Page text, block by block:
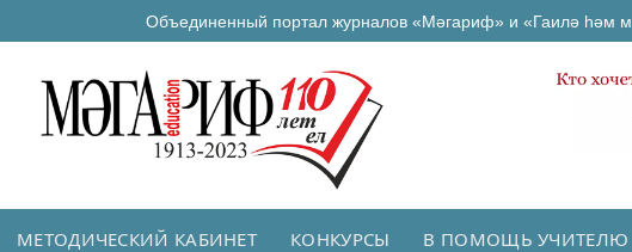
Объединенный портал журналов «Мәгариф» и «Гаилә һәм
МЕТОДИЧЕСКИЙ КАБИНЕТ КОНКУРСЫ В ПОМОЩЬ УЧИТЕЛЮ